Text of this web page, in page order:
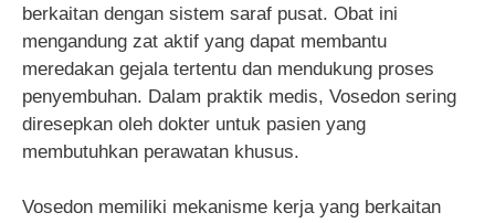
berkaitan dengan sistem saraf pusat. Obat ini
mengandung zat aktif yang dapat membantu
meredakan gejala tertentu dan mendukung proses
penyembuhan. Dalam praktik medis, Vosedon sering
diresepkan oleh dokter untuk pasien yang
membutuhkan perawatan khusus.
Vosedon memiliki mekanisme kerja yang berkaitan